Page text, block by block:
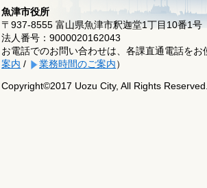
魚津市役所
〒937-8555 富山県魚津市釈迦堂1丁目10番1号
法人番号：9000020162043
お電話でのお問い合わせは、各課直通電話をお
案内 / 業務時間のご案内）
Copyright©2017 Uozu City, All Rights Reserved.